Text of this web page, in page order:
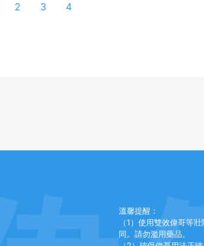
2 3 4
溫馨提醒：
（1）使用雙效偉哥等
同。請勿濫用藥品。